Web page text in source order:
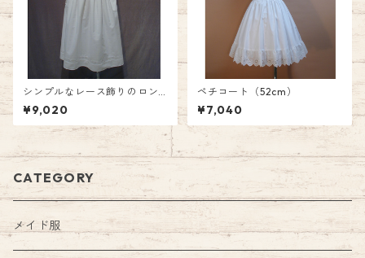
シンプルなレース飾りのロン
グハーフエプロン
¥9,020
ペチコート（52cm）
¥7,040
CATEGORY
メイド服